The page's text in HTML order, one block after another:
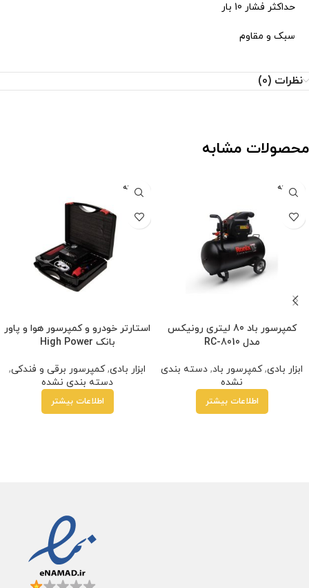
حداکثر فشار 10 بار
سبک و مقاوم
نظرات (0)
محصولات مشابه
فروخته
شده
کمپرسور باد 80 لیتری رونیکس
مدل RC-8010
ابزار بادی,کمپرسور باد, دسته بندی
نشده
اطلاعات بیشتر
فروخته
شده
استارتر خودرو و کمپرسور هوا و پاور
بانک High Power
ابزار بادی,کمپرسور برقی و فندکی,
دسته بندی نشده
اطلاعات بیشتر